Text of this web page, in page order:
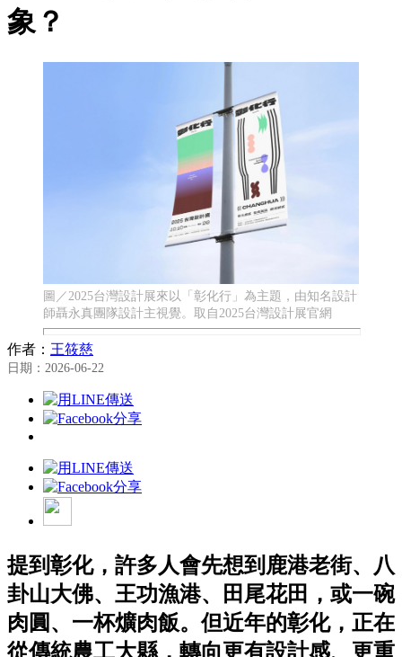
象？
圖／2025台灣設計展來以「彰化行」為主題，由知名設計
師聶永真團隊設計主視覺。取自2025台灣設計展官網
作者： 王筱慈
日期：2026-06-22
提到彰化，許多人會先想到鹿港老街、八
卦山大佛、王功漁港、田尾花田，或一碗
肉圓、一杯爌肉飯。但近年的彰化，正在
從傳統農工大縣，轉向更有設計感、更重